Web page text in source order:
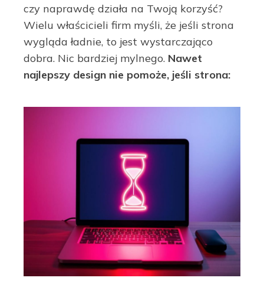
czy naprawdę działa na Twoją korzyść?
Wielu właścicieli firm myśli, że jeśli strona
wygląda ładnie, to jest wystarczająco
dobra. Nic bardziej mylnego. Nawet
najlepszy design nie pomoże, jeśli strona: